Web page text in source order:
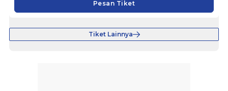
Pesan Tiket
Tiket Lainnya